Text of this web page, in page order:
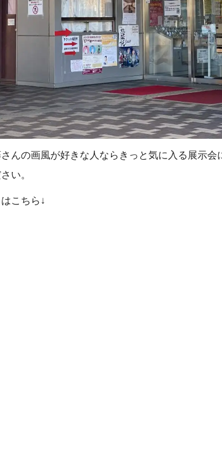
んの画風が好きな人ならきっと気に入る展示会
い。
はこちら↓